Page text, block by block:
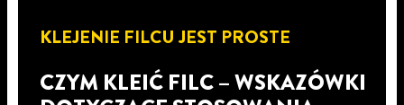
KLEJENIE FILCU JEST PROSTE
CZYM KLEIĆ FILC – WSKAZÓWKI